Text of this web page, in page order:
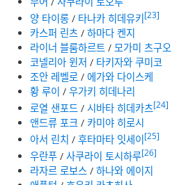
양 타이롱 / 타나카 히데유키 [23]
카스퍼 린츠 /하마다 켄지
라이너 블룸하르트 /모가미 츠구오
코넬리아 윈저 / 타키자와 쿠미코
조안 레벨로 /에가와 다이스케
황 루이 /우가키 히데나리
로열 샌포드 /시바타 히데카츠[24]
앤드류 포크 / 카미야 히로시
아서 린치 /후타마타 잇세이[25]
우란푸 /사쿠라이 토시하루[26]
라자르 로보스 /하나와 에이지